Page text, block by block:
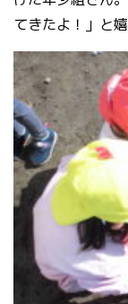
てきたよ！」と